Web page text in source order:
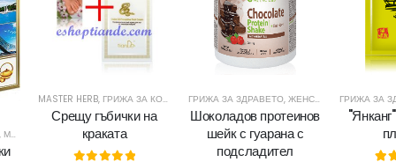
, МЪЖКО ЗДРАВЕ ПРОДУКТИ ЗА МЪЖЕ ЧАЙОВЕ ЗА ДЕТОКСИКАЦИЯ ЧАЙОВЕ ЗА
MASTER HERB, ГРИЖА ЗА КОЖАТА НА КРАКАТА ,ЗА ТЯЛОТО,ЗДРАВЕ
Срещу гъбички на
краката
ГРИЖА ЗА ЗДРАВЕТО,ЖЕНСКО ЗДРАВЕ ,
Шоколадов протеинов
шейк с гуарана с
подсладител
ГРИЖА ЗА